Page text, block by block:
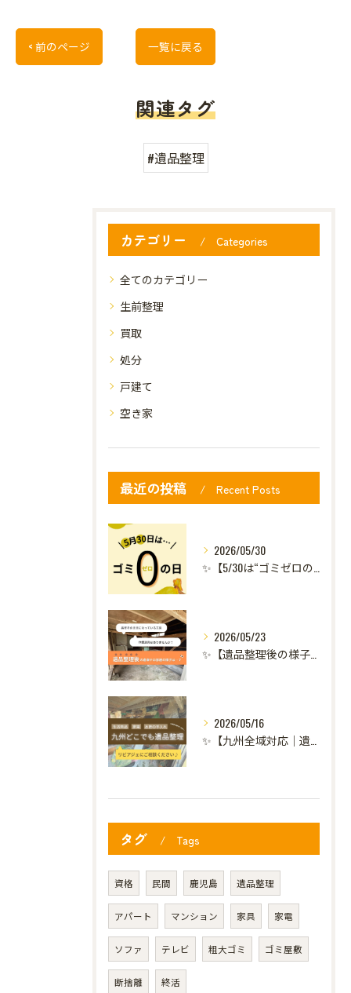
< 前のページ 一覧に戻る
関連タグ
#遺品整理
カテゴリー Categories
全てのカテゴリー
生前整理
買取
処分
戸建て
空き家
最近の投稿 Recent Posts
2026/05/30
2026/05/23
2026/05/16
タグ Tags
資格 民間 鹿児島 遺品整理
アパート マンション 家具 家電
ソファ テレビ 粗大ゴミ ゴミ屋敷
断捨離 終活